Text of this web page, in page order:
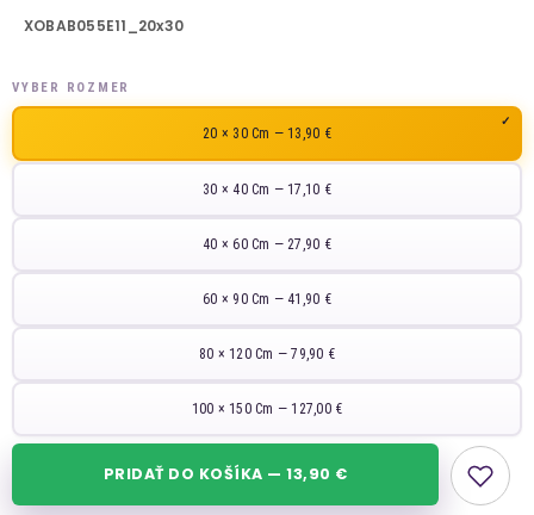
XOBAB055E11_20x30
VYBER ROZMER
20 × 30 Cm — 13,90 €
30 × 40 Cm — 17,10 €
40 × 60 Cm — 27,90 €
60 × 90 Cm — 41,90 €
80 × 120 Cm — 79,90 €
100 × 150 Cm — 127,00 €
PRIDAŤ DO KOŠÍKA — 13,90 €